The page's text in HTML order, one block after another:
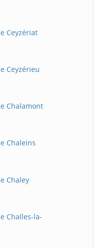
Ceyzériat
Ceyzérieu
Chalamont
Chaleins
Chaley
Challes-la-